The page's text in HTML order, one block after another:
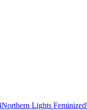
Northern Lights Feminized